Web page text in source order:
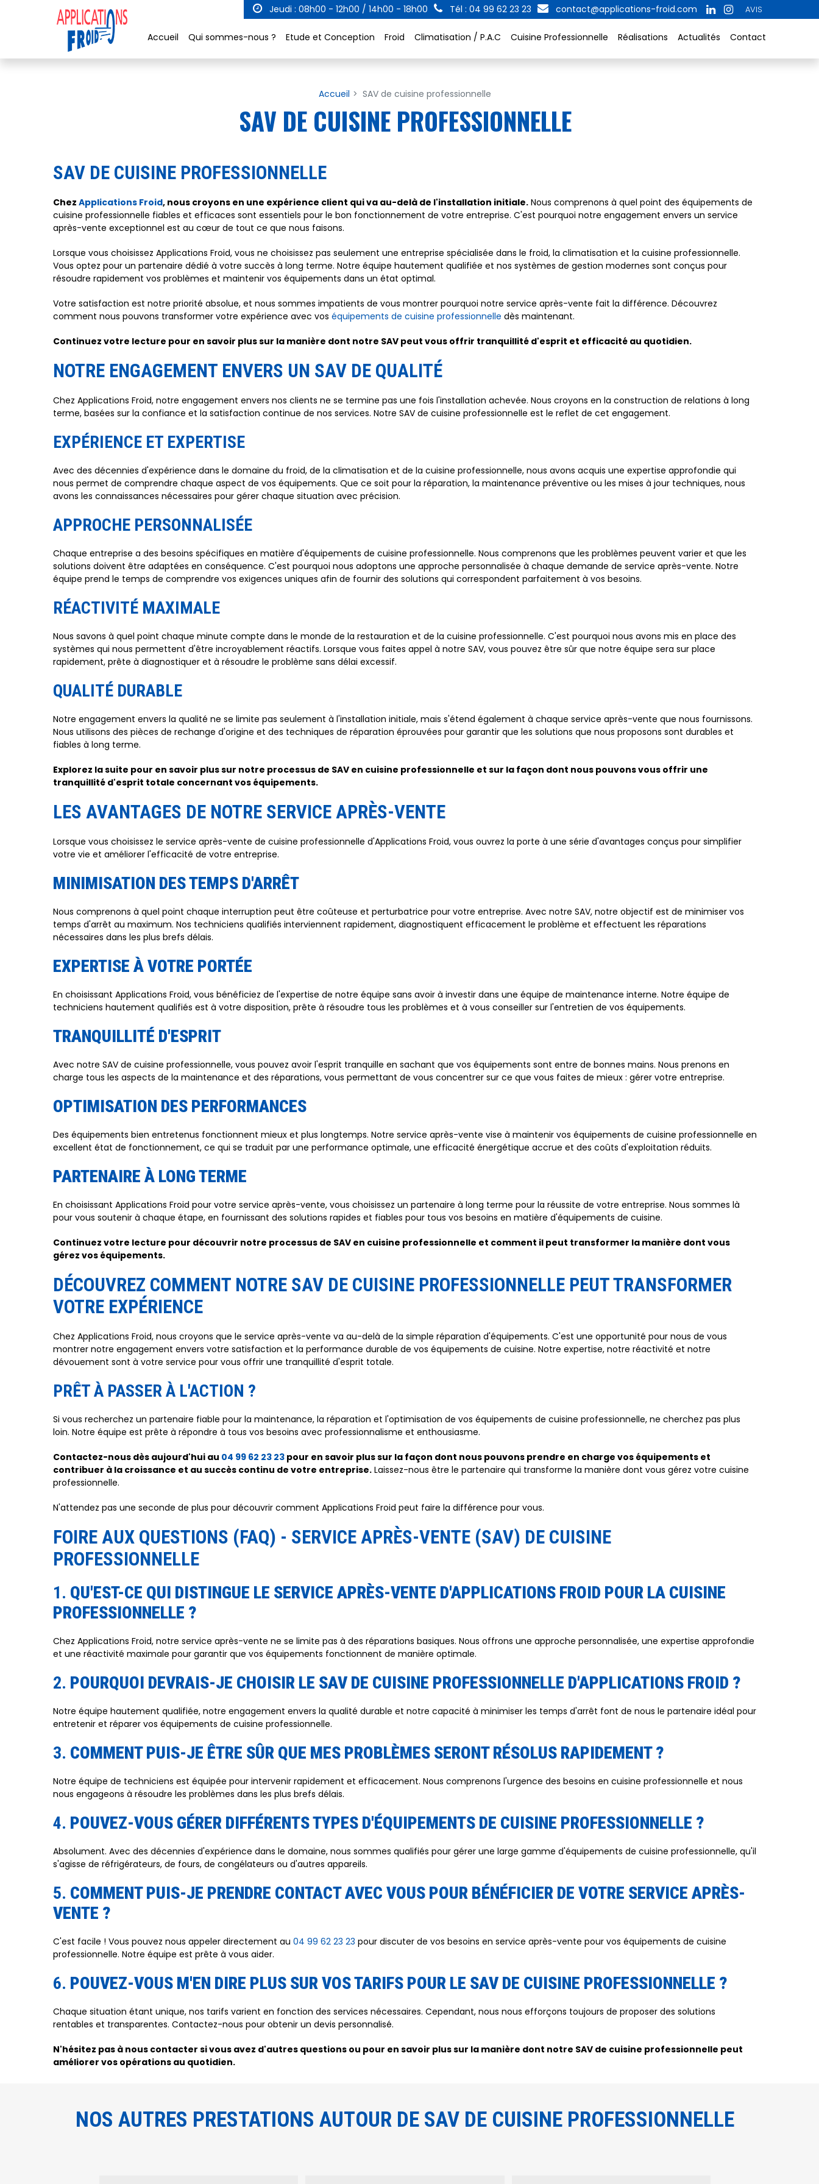
Jeudi : 08h00 - 12h00 / 14h00 - 18h00 Tél : 04 99 62 23 23 contact@applications-froid.com AVIS
Accueil Qui sommes-nous ? Etude et Conception Froid Climatisation / P.A.C Cuisine Professionnelle Réalisations Actualités Contact
Accueil SAV de cuisine professionnelle
SAV DE CUISINE PROFESSIONNELLE
SAV DE CUISINE PROFESSIONNELLE
Chez Applications Froid, nous croyons en une expérience client qui va au-delà de l'installation initiale. Nous comprenons à quel point des équipements de
cuisine professionnelle fiables et efficaces sont essentiels pour le bon fonctionnement de votre entreprise. C'est pourquoi notre engagement envers un service
après-vente exceptionnel est au cœur de tout ce que nous faisons.
Lorsque vous choisissez Applications Froid, vous ne choisissez pas seulement une entreprise spécialisée dans le froid, la climatisation et la cuisine professionnelle.
Vous optez pour un partenaire dédié à votre succès à long terme. Notre équipe hautement qualifiée et nos systèmes de gestion modernes sont conçus pour
résoudre rapidement vos problèmes et maintenir vos équipements dans un état optimal.
Votre satisfaction est notre priorité absolue, et nous sommes impatients de vous montrer pourquoi notre service après-vente fait la différence. Découvrez
comment nous pouvons transformer votre expérience avec vos équipements de cuisine professionnelle dès maintenant.
Continuez votre lecture pour en savoir plus sur la manière dont notre SAV peut vous offrir tranquillité d'esprit et efficacité au quotidien.
NOTRE ENGAGEMENT ENVERS UN SAV DE QUALITÉ
Chez Applications Froid, notre engagement envers nos clients ne se termine pas une fois l'installation achevée. Nous croyons en la construction de relations à long
terme, basées sur la confiance et la satisfaction continue de nos services. Notre SAV de cuisine professionnelle est le reflet de cet engagement.
EXPÉRIENCE ET EXPERTISE
Avec des décennies d'expérience dans le domaine du froid, de la climatisation et de la cuisine professionnelle, nous avons acquis une expertise approfondie qui
nous permet de comprendre chaque aspect de vos équipements. Que ce soit pour la réparation, la maintenance préventive ou les mises à jour techniques, nous
avons les connaissances nécessaires pour gérer chaque situation avec précision.
APPROCHE PERSONNALISÉE
Chaque entreprise a des besoins spécifiques en matière d'équipements de cuisine professionnelle. Nous comprenons que les problèmes peuvent varier et que les
solutions doivent être adaptées en conséquence. C'est pourquoi nous adoptons une approche personnalisée à chaque demande de service après-vente. Notre
équipe prend le temps de comprendre vos exigences uniques afin de fournir des solutions qui correspondent parfaitement à vos besoins.
RÉACTIVITÉ MAXIMALE
Nous savons à quel point chaque minute compte dans le monde de la restauration et de la cuisine professionnelle. C'est pourquoi nous avons mis en place des
systèmes qui nous permettent d'être incroyablement réactifs. Lorsque vous faites appel à notre SAV, vous pouvez être sûr que notre équipe sera sur place
rapidement, prête à diagnostiquer et à résoudre le problème sans délai excessif.
QUALITÉ DURABLE
Notre engagement envers la qualité ne se limite pas seulement à l'installation initiale, mais s'étend également à chaque service après-vente que nous fournissons.
Nous utilisons des pièces de rechange d'origine et des techniques de réparation éprouvées pour garantir que les solutions que nous proposons sont durables et
fiables à long terme.
Explorez la suite pour en savoir plus sur notre processus de SAV en cuisine professionnelle et sur la façon dont nous pouvons vous offrir une
tranquillité d'esprit totale concernant vos équipements.
LES AVANTAGES DE NOTRE SERVICE APRÈS-VENTE
Lorsque vous choisissez le service après-vente de cuisine professionnelle d'Applications Froid, vous ouvrez la porte à une série d'avantages conçus pour simplifier
votre vie et améliorer l'efficacité de votre entreprise.
MINIMISATION DES TEMPS D'ARRÊT
Nous comprenons à quel point chaque interruption peut être coûteuse et perturbatrice pour votre entreprise. Avec notre SAV, notre objectif est de minimiser vos
temps d'arrêt au maximum. Nos techniciens qualifiés interviennent rapidement, diagnostiquent efficacement le problème et effectuent les réparations
nécessaires dans les plus brefs délais.
EXPERTISE À VOTRE PORTÉE
En choisissant Applications Froid, vous bénéficiez de l'expertise de notre équipe sans avoir à investir dans une équipe de maintenance interne. Notre équipe de
techniciens hautement qualifiés est à votre disposition, prête à résoudre tous les problèmes et à vous conseiller sur l'entretien de vos équipements.
TRANQUILLITÉ D'ESPRIT
Avec notre SAV de cuisine professionnelle, vous pouvez avoir l'esprit tranquille en sachant que vos équipements sont entre de bonnes mains. Nous prenons en
charge tous les aspects de la maintenance et des réparations, vous permettant de vous concentrer sur ce que vous faites de mieux : gérer votre entreprise.
OPTIMISATION DES PERFORMANCES
Des équipements bien entretenus fonctionnent mieux et plus longtemps. Notre service après-vente vise à maintenir vos équipements de cuisine professionnelle en
excellent état de fonctionnement, ce qui se traduit par une performance optimale, une efficacité énergétique accrue et des coûts d'exploitation réduits.
PARTENAIRE À LONG TERME
En choisissant Applications Froid pour votre service après-vente, vous choisissez un partenaire à long terme pour la réussite de votre entreprise. Nous sommes là
pour vous soutenir à chaque étape, en fournissant des solutions rapides et fiables pour tous vos besoins en matière d'équipements de cuisine.
Continuez votre lecture pour découvrir notre processus de SAV en cuisine professionnelle et comment il peut transformer la manière dont vous
gérez vos équipements.
DÉCOUVREZ COMMENT NOTRE SAV DE CUISINE PROFESSIONNELLE PEUT TRANSFORMER
VOTRE EXPÉRIENCE
Chez Applications Froid, nous croyons que le service après-vente va au-delà de la simple réparation d'équipements. C'est une opportunité pour nous de vous
montrer notre engagement envers votre satisfaction et la performance durable de vos équipements de cuisine. Notre expertise, notre réactivité et notre
dévouement sont à votre service pour vous offrir une tranquillité d'esprit totale.
PRÊT À PASSER À L'ACTION ?
Si vous recherchez un partenaire fiable pour la maintenance, la réparation et l'optimisation de vos équipements de cuisine professionnelle, ne cherchez pas plus
loin. Notre équipe est prête à répondre à tous vos besoins avec professionnalisme et enthousiasme.
Contactez-nous dès aujourd'hui au 04 99 62 23 23 pour en savoir plus sur la façon dont nous pouvons prendre en charge vos équipements et
contribuer à la croissance et au succès continu de votre entreprise. Laissez-nous être le partenaire qui transforme la manière dont vous gérez votre cuisine
professionnelle.
N'attendez pas une seconde de plus pour découvrir comment Applications Froid peut faire la différence pour vous.
FOIRE AUX QUESTIONS (FAQ) - SERVICE APRÈS-VENTE (SAV) DE CUISINE
PROFESSIONNELLE
1. QU'EST-CE QUI DISTINGUE LE SERVICE APRÈS-VENTE D'APPLICATIONS FROID POUR LA CUISINE
PROFESSIONNELLE ?
Chez Applications Froid, notre service après-vente ne se limite pas à des réparations basiques. Nous offrons une approche personnalisée, une expertise approfondie
et une réactivité maximale pour garantir que vos équipements fonctionnent de manière optimale.
2. POURQUOI DEVRAIS-JE CHOISIR LE SAV DE CUISINE PROFESSIONNELLE D'APPLICATIONS FROID ?
Notre équipe hautement qualifiée, notre engagement envers la qualité durable et notre capacité à minimiser les temps d'arrêt font de nous le partenaire idéal pour
entretenir et réparer vos équipements de cuisine professionnelle.
3. COMMENT PUIS-JE ÊTRE SÛR QUE MES PROBLÈMES SERONT RÉSOLUS RAPIDEMENT ?
Notre équipe de techniciens est équipée pour intervenir rapidement et efficacement. Nous comprenons l'urgence des besoins en cuisine professionnelle et nous
nous engageons à résoudre les problèmes dans les plus brefs délais.
4. POUVEZ-VOUS GÉRER DIFFÉRENTS TYPES D'ÉQUIPEMENTS DE CUISINE PROFESSIONNELLE ?
Absolument. Avec des décennies d'expérience dans le domaine, nous sommes qualifiés pour gérer une large gamme d'équipements de cuisine professionnelle, qu'il
s'agisse de réfrigérateurs, de fours, de congélateurs ou d'autres appareils.
5. COMMENT PUIS-JE PRENDRE CONTACT AVEC VOUS POUR BÉNÉFICIER DE VOTRE SERVICE APRÈS-
VENTE ?
C'est facile ! Vous pouvez nous appeler directement au 04 99 62 23 23 pour discuter de vos besoins en service après-vente pour vos équipements de cuisine
professionnelle. Notre équipe est prête à vous aider.
6. POUVEZ-VOUS M'EN DIRE PLUS SUR VOS TARIFS POUR LE SAV DE CUISINE PROFESSIONNELLE ?
Chaque situation étant unique, nos tarifs varient en fonction des services nécessaires. Cependant, nous nous efforçons toujours de proposer des solutions
rentables et transparentes. Contactez-nous pour obtenir un devis personnalisé.
N'hésitez pas à nous contacter si vous avez d'autres questions ou pour en savoir plus sur la manière dont notre SAV de cuisine professionnelle peut
améliorer vos opérations au quotidien.
NOS AUTRES PRESTATIONS AUTOUR DE SAV DE CUISINE PROFESSIONNELLE
Panneau de gestion des cookies